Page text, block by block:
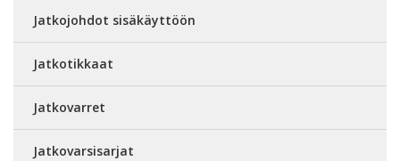
Jatkojohdot sisäkäyttöön
Jatkotikkaat
Jatkovarret
Jatkovarsisarjat